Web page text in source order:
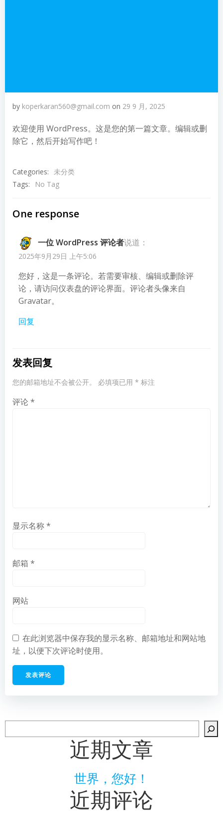
by koperkaran560@gmail.com on 29 9 月, 2025
欢迎使用 WordPress。这是您的第一篇文章。编辑或删
除它，然后开始写作吧！
Categories: 未分类
Tags:
No Tag
One response
一位 WordPress 评论者说道：
2025年9月29日 上午5:06
您好，这是一条评论。若需要审核、编辑或删除评
论，请访问仪表盘的评论界面。评论者头像来自
Gravatar。
回复
发表回复
您的邮箱地址不会被公开。 必填项已用 * 标注
评论 *
显示名称*
邮箱 *
网站
在此浏览器中保存我的显示名称、邮箱地址和网站地
址，以便下次评论时使用。
索
近期文章
世界，您好！
近期评论